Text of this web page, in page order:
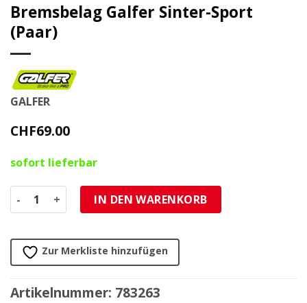
Bremsbelag Galfer Sinter-Sport
(Paar)
GALFER
CHF69.00
sofort lieferbar
Bremsbelag Galfer Sinter-Sport (Paar) Menge
IN DEN WARENKORB
Zur Merkliste hinzufügen
Artikelnummer: 783263